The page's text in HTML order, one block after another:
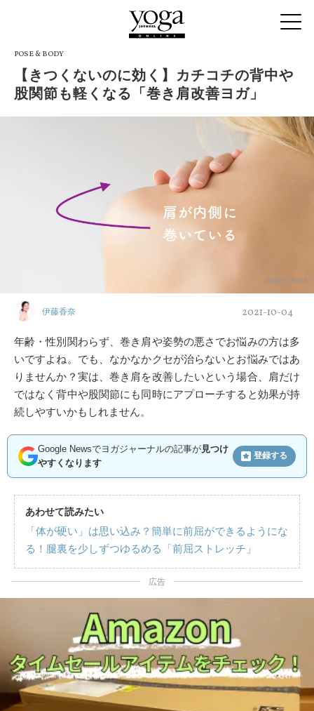
POSE & BODY
【きつくないのに効く】カチコチの背中や
股関節も軽くなる「巻き肩改善ヨガ」
Adobe Stock
伊藤香奈 2021-10-04
年齢・性別関わらず、巻き肩や姿勢の悪さでお悩みの方は多
いですよね。でも、なかなかクセが治らないとお悩みではあ
りませんか？実は、巻き肩を改善したいという場合、肩だけ
ではなく背中や股関節にも同時にアプローチすると効果が持
続しやすいかもしれません。
Google Newsでヨガジャーナルの記事が見つけ
やすくなります
登録する
あわせて読みたい
「体が硬い」は思い込み？簡単に前屈ができるようにな
る！腿裏を少しずつゆるめる「前屈ストレッチ」
広告